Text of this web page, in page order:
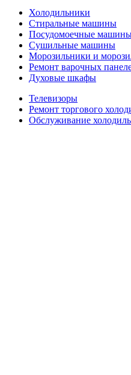
Холодильники
Стиральные машины
Посудомоечные
Сушильные машины
Морозильники и
Ремонт варочных
Духовые шкафы
Телевизоры
Ремонт торгового
Обслуживание